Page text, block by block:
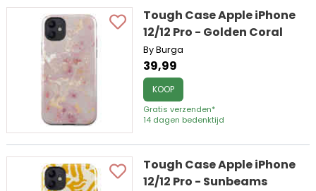
Tough Case Apple iPhone
12/12 Pro - Golden Coral
By Burga
39,99
KOOP
Gratis verzenden*
14 dagen bedenktijd
Tough Case Apple iPhone
12/12 Pro - Sunbeams